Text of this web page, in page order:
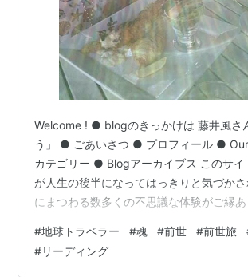
Welcome ! ● blogのきっかけは 藤井風さ
う」 ● ごあいさつ ● プロフィール ●
カテゴリー ● Blogアーカイブス このサイ
が人生の後半になってはっきりと気づか
にまつわる数多くの不思議な体験がご縁あ
まで話したことがないのですが、小さい頃
母の間で寝ていたわたしは、毎晩寝る前に
#地球トラベラー #魂 #前世 #前世旅
#リーディング